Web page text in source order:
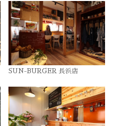
SUN-BURGER 長浜店